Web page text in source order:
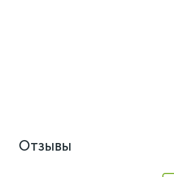
Отзывы